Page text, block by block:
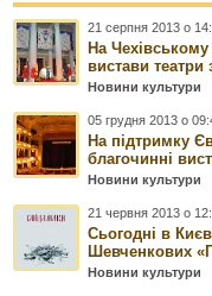
21 серпня 2013 о
На
вистави театри
Новини культури
05 грудня 2013 о
На підтримку
благочинні
Новини культури
21 червня 2013 о
Сьогодні в
Шевченкових
Новини культури